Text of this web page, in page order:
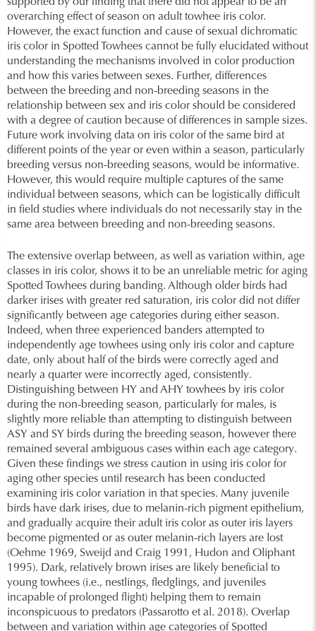
overarching effect of season on adult towhee iris color.
However, the exact function and cause of sexual dichromatic
iris color in Spotted Towhees cannot be fully elucidated without
understanding the mechanisms involved in color production
and how this varies between sexes. Further, differences
between the breeding and non-breeding seasons in the
relationship between sex and iris color should be considered
with a degree of caution because of differences in sample sizes.
Future work involving data on iris color of the same bird at
different points of the year or even within a season, particularly
breeding versus non-breeding seasons, would be informative.
However, this would require multiple captures of the same
individual between seasons, which can be logistically difficult
in field studies where individuals do not necessarily stay in the
same area between breeding and non-breeding seasons.
The extensive overlap between, as well as variation within, age
classes in iris color, shows it to be an unreliable metric for aging
Spotted Towhees during banding. Although older birds had
darker irises with greater red saturation, iris color did not differ
significantly between age categories during either season.
Indeed, when three experienced banders attempted to
independently age towhees using only iris color and capture
date, only about half of the birds were correctly aged and
nearly a quarter were incorrectly aged, consistently.
Distinguishing between HY and AHY towhees by iris color
during the non-breeding season, particularly for males, is
slightly more reliable than attempting to distinguish between
ASY and SY birds during the breeding season, however there
remained several ambiguous cases within each age category.
Given these findings we stress caution in using iris color for
aging other species until research has been conducted
examining iris color variation in that species. Many juvenile
birds have dark irises, due to melanin-rich pigment epithelium,
and gradually acquire their adult iris color as outer iris layers
become pigmented or as outer melanin-rich layers are lost
(Oehme 1969, Sweijd and Craig 1991, Hudon and Oliphant
1995). Dark, relatively brown irises are likely beneficial to
young towhees (i.e., nestlings, fledglings, and juveniles
incapable of prolonged flight) helping them to remain
inconspicuous to predators (Passarotto et al. 2018). Overlap
between and variation within age categories of Spotted